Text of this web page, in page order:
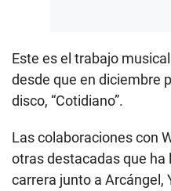
Este es el trabajo
desde que en diciembre
disco, “Cotidiano”.
Las colaboraciones con
otras destacadas que ha
carrera junto a Arcángel,